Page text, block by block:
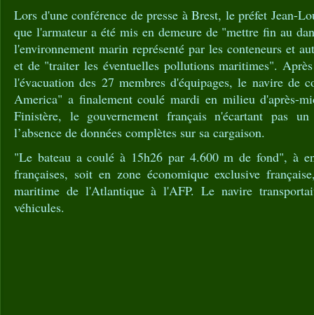
Lors d'une conférence de presse à Brest, le préfet Jean-
que l'armateur a été mis en demeure de "mettre fin au
l'environnement marin représenté par les conteneurs et
et de "traiter les éventuelles pollutions maritimes".
l'évacuation des 27 membres d'équipages, le navire de
America" a finalement coulé mardi en milieu d'après-
Finistère, le gouvernement français n'écartant pas
l’absence de données complètes sur sa cargaison.
"Le bateau a coulé à 15h26 par 4.600 m de fond", à
françaises, soit en zone économique exclusive
maritime de l'Atlantique à l'AFP. Le navire
véhicules.